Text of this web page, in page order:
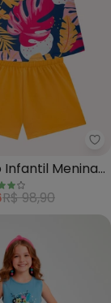
Infantil Menina
Infantil Menina
(Azul)
R$ 98,90